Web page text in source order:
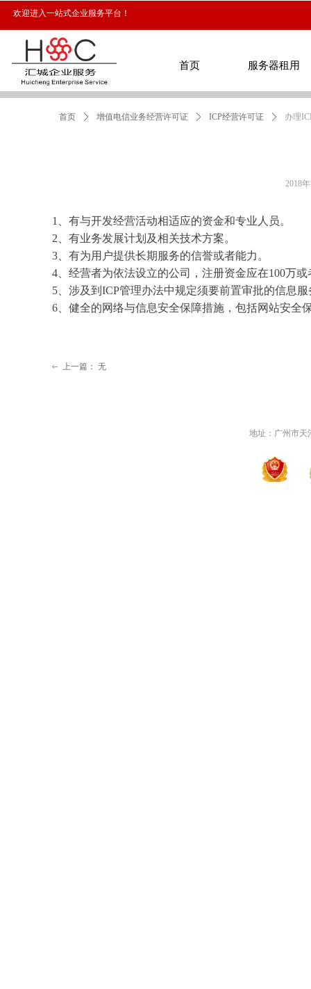
欢迎进入一站式企业服务平台！
首页
首页
服务器租用
服务器租用
首页 ꄲ 增值电信业务经营许可证 ꄲ ICP经营许可证 ꄲ 办理
1、有与开发经营活动相适应的资金和专业人员。
2、有业务发展计划及相关技术方案。
3、有为用户提供长期服务的信誉或者能力。
4、经营者为依法设立的公司，注册资金应在100万
5、涉及到ICP管理办法中规定须要前置审批的信息
6、健全的网络与信息安全保障措施，包括网站安全
2018
ꂃ 上一篇： 无
地址：广州市天